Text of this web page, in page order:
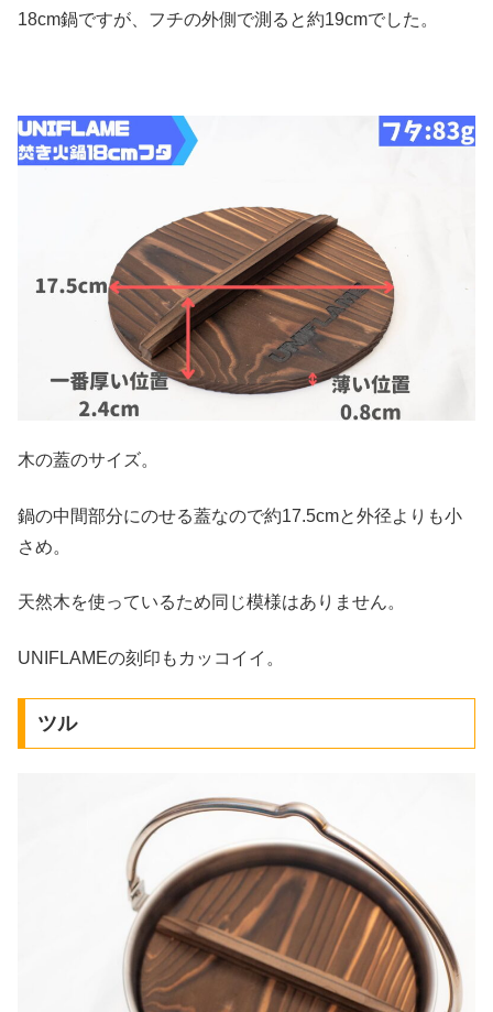
18cm鍋ですが、フチの外側で測ると約19cmでした。
木の蓋のサイズ。
鍋の中間部分にのせる蓋なので約17.5cmと外径よりも小
さめ。
天然木を使っているため同じ模様はありません。
UNIFLAMEの刻印もカッコイイ。
ツル